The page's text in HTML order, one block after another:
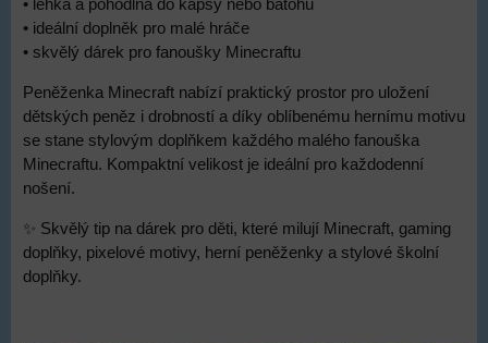
• lehká a pohodlná do kapsy nebo batohu
• ideální doplněk pro malé hráče
• skvělý dárek pro fanoušky Minecraftu
Peněženka Minecraft nabízí praktický prostor pro uložení
dětských peněz i drobností a díky oblíbenému hernímu motivu
se stane stylovým doplňkem každého malého fanouška
Minecraftu. Kompaktní velikost je ideální pro každodenní
nošení.
✨ Skvělý tip na dárek pro děti, které milují Minecraft, gaming
doplňky, pixelové motivy, herní peněženky a stylové školní
doplňky.